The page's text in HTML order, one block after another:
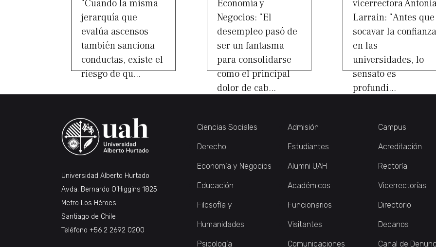
“Cuando la misma
jerarquía que
evalúa ascensos
también sanciona
conductas, existe el
riesgo de qu...
Economía y
Negocios: “El
desempleo pasó de
ser un fantasma
para consolidarse
como el principal
dolor de cab...
vicerrectora
Larrain: “Antes que
socavar la confianza
en las
universidades, lo
sensato es
profundi...
Universidad Alberto Hurtado
Avda. Bernardo O’Higgins 1825
Metro Los Héroes
Santiago de Chile
Teléfono +56 2 2692 0200
Ciencias Sociales
Derecho
Economía y Negocios
Educación
Filosofía y
Humanidades
Psicología
Admisión
Estudiantes
Alumni UAH
Académicos
Funcionarios
Visitantes
Comunicaciones
Campus
Acreditación
Rectoría
Vicerrectorías
Directorio
Decanos
Canal de